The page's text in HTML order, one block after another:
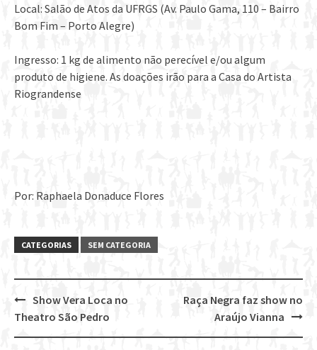
Local: Salão de Atos da UFRGS (Av. Paulo Gama, 110 – Bairro
Bom Fim – Porto Alegre)
Ingresso: 1 kg de alimento não perecível e/ou algum
produto de higiene. As doações irão para a Casa do Artista
Riograndense
Por: Raphaela Donaduce Flores
CATEGORIAS SEM CATEGORIA
Post
navigation
Raça Negra faz show no
Araújo Vianna
Show Vera Loca no
Theatro São Pedro